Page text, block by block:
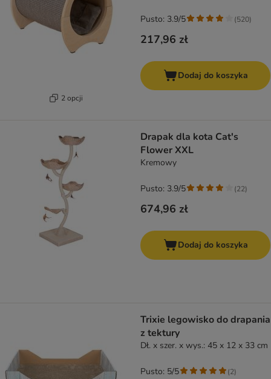
2 opcji
217,96 zł
Pusto: 3.9/5 (520)
Dodaj do koszyka
Drapak dla kota Cat's
Flower XXL
Kremowy
674,96 zł
Pusto: 3.9/5 (22)
Dodaj do koszyka
Trixie legowisko do drapania
z tektury
Dł. x szer. x wys.: 45 x 12 x 33 cm
Pusto: 5/5 (2)